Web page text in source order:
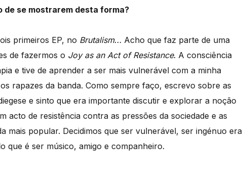
de se mostrarem desta forma?
primeiros EP, no Brutalism… Acho que faz parte de uma
de fazermos o Joy as an Act of Resistance. A consciência
e tive de aprender a ser mais vulnerável com a minha
rapazes da banda. Como sempre faço, escrevo sobre as
e sinto que era importante discutir e explorar a noção
acto de resistência contra as pressões da sociedade e as
mais popular. Decidimos que ser vulnerável, ser ingénuo era
que é ser músico, amigo e companheiro.